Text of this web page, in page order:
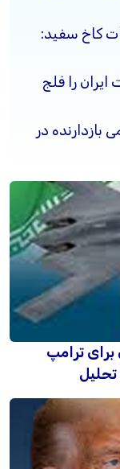
کاخ سفید:
را فلج
بازدارنده در
برای ترامپ